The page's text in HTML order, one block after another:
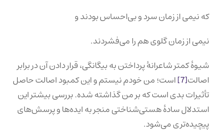
که نیمی از زمان سرد و بی‌احساس بودند و
نیمی از زمان گلوی هم را می‌فشردند.
شیوهٔ کمتر شاعرانهٔ پرداختن به بیگانگی، قرار دادن آن در برابر
اصالت[7]
است؛ من خودم نیستم و این کمبود اصالت حاصل
تأثیرات بدی است که بر من گذاشته شده. بررسی بیشتر این
استدلال سادهٔ هستی‌شناختی منجر به ایده‌ها و پرسش‌های
پیچیده‌تری می‌شود.